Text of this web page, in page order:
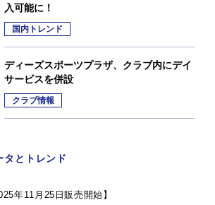
入可能に！
国内トレンド
ディーズスポーツプラザ、クラブ内にデイ
サービスを併設
クラブ情報
タとトレンド
年11月25日販売開始】